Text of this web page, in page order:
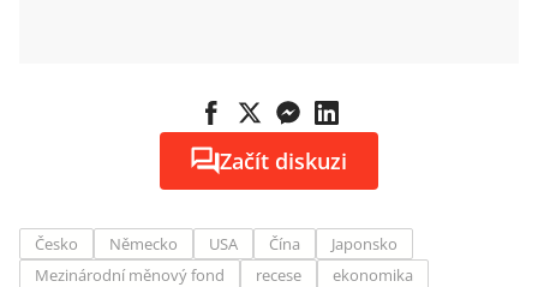
Začít diskuzi
Česko Německo USA Čína
Japonsko
Mezinárodní měnový fond
recese
ekonomika